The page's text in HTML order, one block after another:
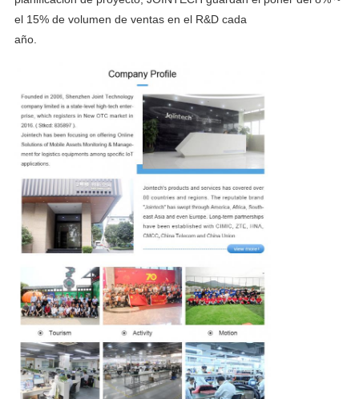
el 15% de volumen de ventas en el R&D cada
año.